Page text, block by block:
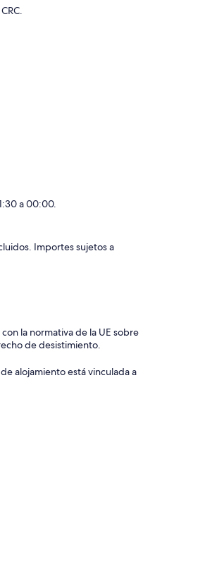
a 00:00.
Importes sujetos a
la normativa de la UE sobre
de desistimiento.
alojamiento está vinculada a